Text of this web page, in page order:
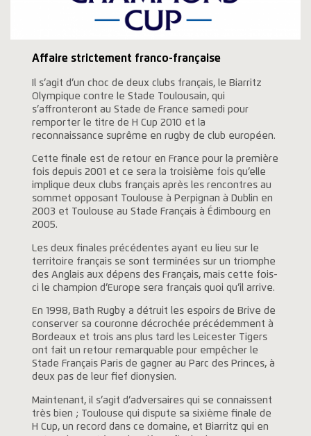
Affaire strictement franco-française
Il s’agit d’un choc de deux clubs français, le Biarritz
Olympique contre le Stade Toulousain, qui
s’affronteront au Stade de France samedi pour
remporter le titre de H Cup 2010 et la
reconnaissance suprême en rugby de club européen.
Cette finale est de retour en France pour la première
fois depuis 2001 et ce sera la troisième fois qu’elle
implique deux clubs français après les rencontres au
sommet opposant Toulouse à Perpignan à Dublin en
2003 et Toulouse au Stade Français à Édimbourg en
2005.
Les deux finales précédentes ayant eu lieu sur le
territoire français se sont terminées sur un triomphe
des Anglais aux dépens des Français, mais cette fois-
ci le champion d’Europe sera français quoi qu’il arrive.
En 1998, Bath Rugby a détruit les espoirs de Brive de
conserver sa couronne décrochée précédemment à
Bordeaux et trois ans plus tard les Leicester Tigers
ont fait un retour remarquable pour empêcher le
Stade Français Paris de gagner au Parc des Princes, à
deux pas de leur fief dionysien.
Maintenant, il s’agit d’adversaires qui se connaissent
très bien ; Toulouse qui dispute sa sixième finale de
H Cup, un record dans ce domaine, et Biarritz qui en